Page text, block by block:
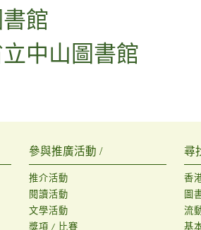
館
中山圖書館
參與推廣活動 /
推介活動
閱讀活動
文學活動
獎項 / 比賽
尋
香
圖
流
基